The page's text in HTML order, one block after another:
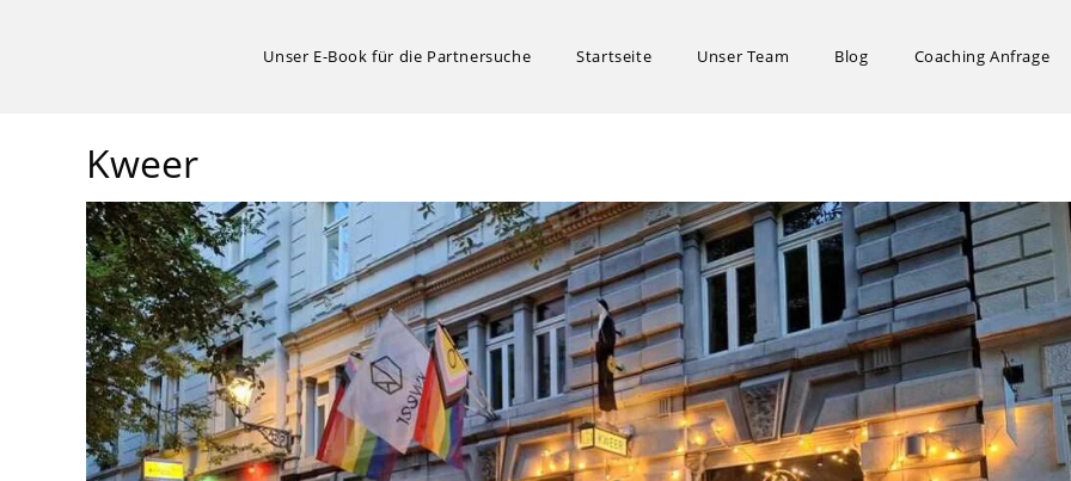
Unser E-Book für die Partnersuche Startseite Unser Team Blog Coaching Anfrage
Kweer